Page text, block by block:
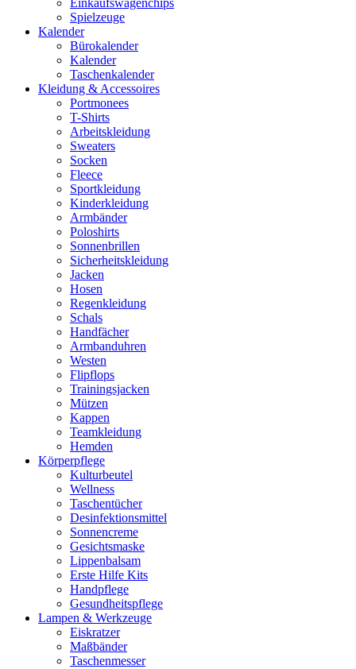
Einkaufswagenchips
Spielzeuge
Kalender
Bürokalender
Kalender
Taschenkalender
Kleidung & Accessoires
Portmonees
T-Shirts
Arbeitskleidung
Sweaters
Socken
Fleece
Sportkleidung
Kinderkleidung
Armbänder
Poloshirts
Sonnenbrillen
Sicherheitskleidung
Jacken
Hosen
Regenkleidung
Schals
Handfächer
Armbanduhren
Westen
Flipflops
Trainingsjacken
Mützen
Kappen
Teamkleidung
Hemden
Körperpflege
Kulturbeutel
Wellness
Taschentücher
Desinfektionsmittel
Sonnencreme
Gesichtsmaske
Lippenbalsam
Erste Hilfe Kits
Handpflege
Gesundheitspflege
Lampen & Werkzeuge
Eiskratzer
Maßbänder
Taschenmesser